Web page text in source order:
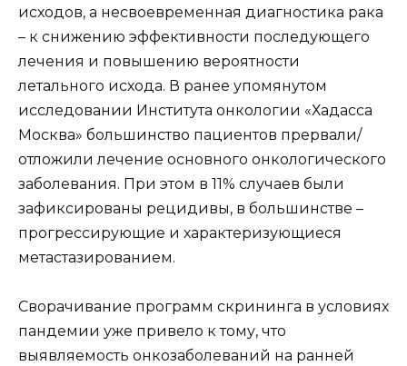
исходов, а несвоевременная диагностика рака
– к снижению эффективности последующего
лечения и повышению вероятности
летального исхода. В ранее упомянутом
исследовании Института онкологии «Хадасса
Москва» большинство пациентов прервали/
отложили лечение основного онкологического
заболевания. При этом в 11% случаев были
зафиксированы рецидивы, в большинстве –
прогрессирующие и характеризующиеся
метастазированием.
Сворачивание программ скрининга в условиях
пандемии уже привело к тому, что
выявляемость онкозаболеваний на ранней